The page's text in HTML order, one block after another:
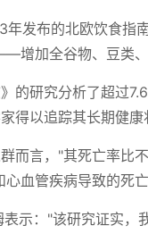
发布的北欧饮食指
增加全谷物、豆类
的研究分析了超过
得以追踪其长期健康
而言，"其死亡率比
血管疾病导致的死
表示："该研究证实